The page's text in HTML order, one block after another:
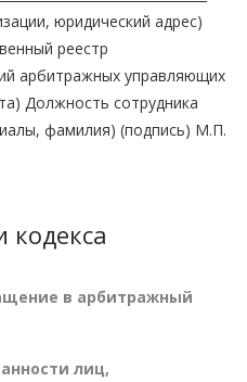
юридический адрес)
реестр
арбитражных управляющих
Должность сотрудника
фамилия) (подпись) М.П.
кодекса
в арбитражный
лиц,